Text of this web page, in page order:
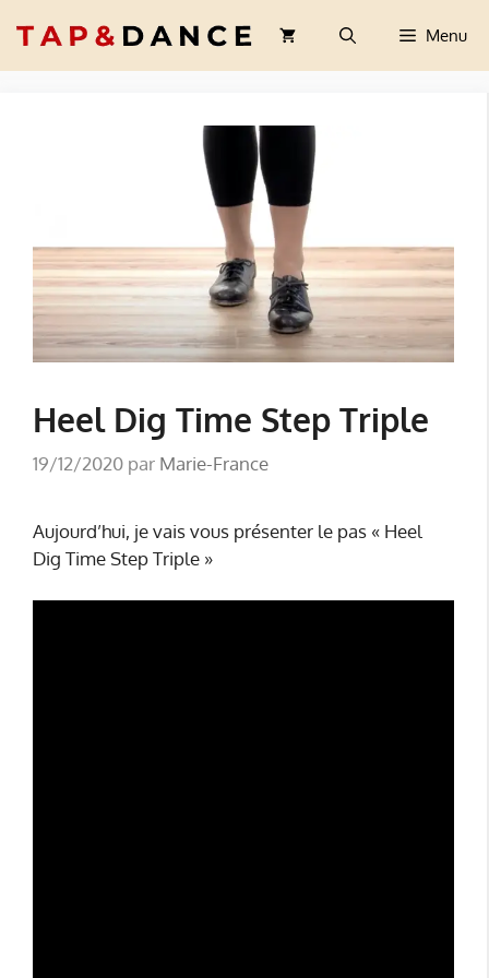
contenu
Menu
Heel Dig Time Step Triple
19/12/2020 par Marie-France
Aujourd’hui, je vais vous présenter le pas « Heel
Dig Time Step Triple »